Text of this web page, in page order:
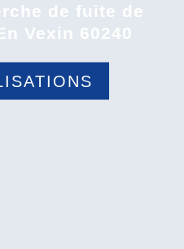
de fuite de
Vexin 60240